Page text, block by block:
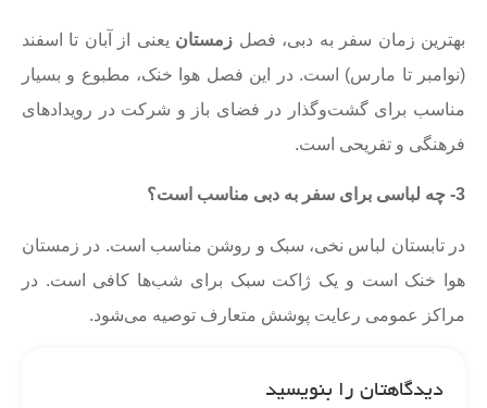
بهترین زمان سفر به دبی، فصل زمستان یعنی از آبان تا اسفند
(نوامبر تا مارس) است. در این فصل هوا خنک، مطبوع و بسیار
مناسب برای گشت‌وگذار در فضای باز و شرکت در رویدادهای
فرهنگی و تفریحی است.
3- چه لباسی برای سفر به دبی مناسب است؟
در تابستان لباس نخی، سبک و روشن مناسب است. در زمستان
هوا خنک است و یک ژاکت سبک برای شب‌ها کافی است. در
مراکز عمومی رعایت پوشش متعارف توصیه می‌شود.
دیدگاهتان را بنویسید